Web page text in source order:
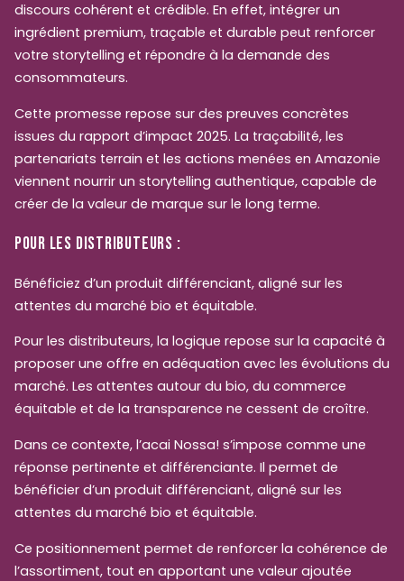
discours cohérent et crédible. En effet, intégrer un
ingrédient premium, traçable et durable peut renforcer
votre storytelling et répondre à la demande des
consommateurs.
Cette promesse repose sur des preuves concrètes
issues du rapport d’impact 2025. La traçabilité, les
partenariats terrain et les actions menées en Amazonie
viennent nourrir un storytelling authentique, capable de
créer de la valeur de marque sur le long terme.
POUR LES DISTRIBUTEURS :
Bénéficiez d’un produit différenciant, aligné sur les
attentes du marché bio et équitable.
Pour les distributeurs, la logique repose sur la capacité à
proposer une offre en adéquation avec les évolutions du
marché. Les attentes autour du bio, du commerce
équitable et de la transparence ne cessent de croître.
Dans ce contexte, l’acai Nossa! s’impose comme une
réponse pertinente et différenciante. Il permet de
bénéficier d’un produit différenciant, aligné sur les
attentes du marché bio et équitable.
Ce positionnement permet de renforcer la cohérence de
l’assortiment, tout en apportant une valeur ajoutée